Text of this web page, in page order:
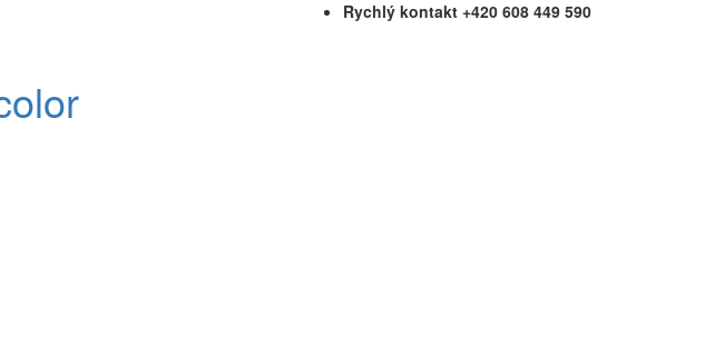
Rychlý kontakt +420 608 449 590